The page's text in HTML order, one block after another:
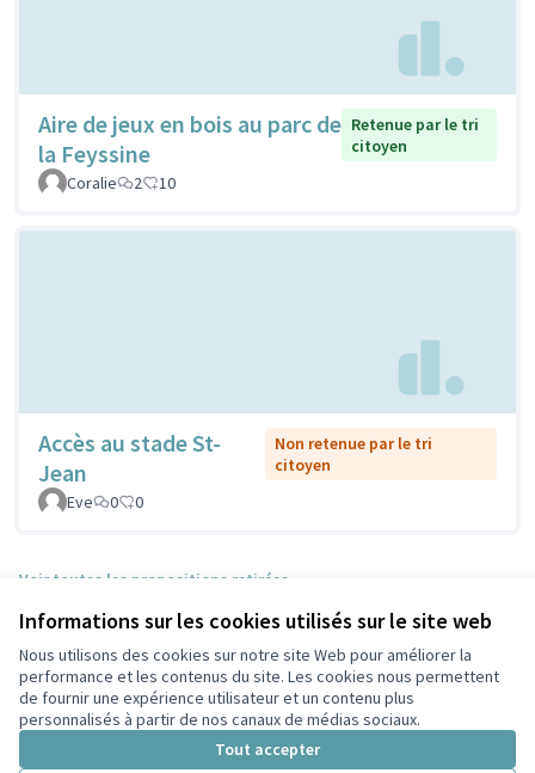
Informations sur les cookies utilisés sur le site web
Nous utilisons des cookies sur notre site Web pour améliorer la
performance et les contenus du site. Les cookies nous permettent
de fournir une expérience utilisateur et un contenu plus
personnalisés à partir de nos canaux de médias sociaux.
Tout accepter
Aire de jeux en bois au parc de
la Feyssine
Retenue par le tri
citoyen
Coralie
2 10
Accès au stade St-
Jean
Non retenue par le tri
citoyen
Eve
0 0
Voir toutes les propositions retirées
Conditions d'utilisation
Paramètres des cookies
Participez Villeurbanne sur X
(Lien externe)
Participez Villeurbanne sur Facebook
Participez Villeurbanne sur Instagram
Participez Villeurbanne sur YouTube
(Lien externe)